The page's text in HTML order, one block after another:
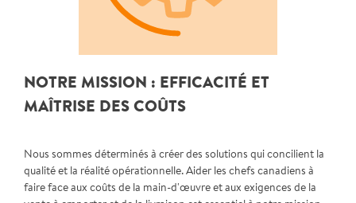
NOTRE MISSION : EFFICACITÉ ET
MAÎTRISE DES COÛTS
Nous sommes déterminés à créer des solutions qui concilient la
qualité et la réalité opérationnelle. Aider les chefs canadiens à
faire face aux coûts de la main-d'œuvre et aux exigences de la